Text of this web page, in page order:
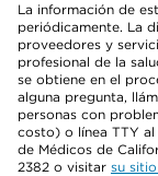
La información de
periódicamente. La
proveedores y
profesional de la
se obtiene en el
alguna pregunta,
personas con
costo) o línea TTY al
de Médicos de
2382 o visitar su